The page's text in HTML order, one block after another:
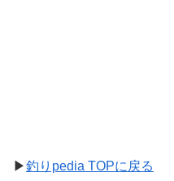
▶釣りpedia TOPに戻る